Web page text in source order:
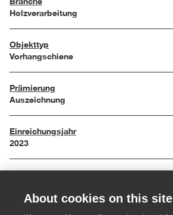
Holzverarbeitung
Objekttyp
Vorhangschiene
Prämierung
Auszeichnung
Einreichungsjahr
2023
About cookies on this site